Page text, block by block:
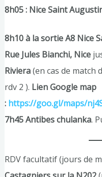
8h05 : Nice Saint
8h10 à la sortie A8 Nice
Rue Jules Bianchi, Nice
Riviera(en cas de match
rdv 2 ). Lien Google map
: https://goo.gl/maps/
7h45 Antibes chulanka.
RDV facultatif (jours de